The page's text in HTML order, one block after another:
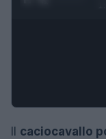
caciocavallo